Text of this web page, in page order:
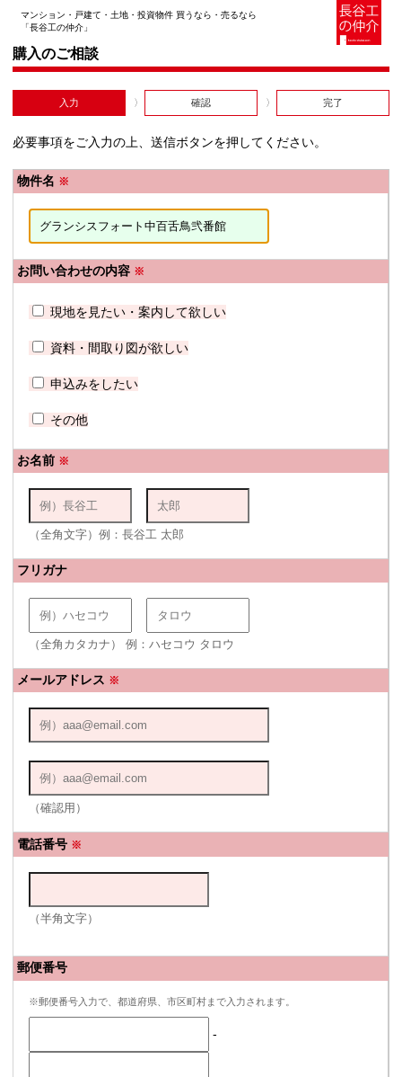
マンション・戸建て・土地・投資物件 買うなら・売るなら
「長谷工の仲介」
購入のご相談
入力 確認 完了
必要事項をご入力の上、送信ボタンを押してください。
物件名 ※
お問い合わせの内容 ※
現地を見たい・案内して欲しい
資料・間取り図が欲しい
申込みをしたい
その他
お名前 ※
（全角文字）例：長谷工 太郎
フリガナ
（全角カタカナ） 例：ハセコウ タロウ
メールアドレス ※
（確認用）
電話番号 ※
（半角文字）
郵便番号
※郵便番号入力で、都道府県、市区町村まで入力されます。
-